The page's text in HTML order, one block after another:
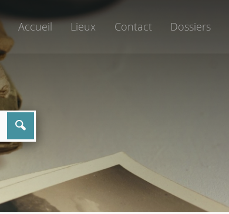
Accueil Lieux Contact Dossiers